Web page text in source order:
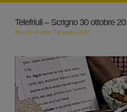
Telefriuli – Scrigno 30 ottobre
Inserito in data 7 gennaio, 2013